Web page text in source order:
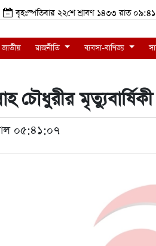
বৃহঃস্পতিবার ২২শে শ্রাবণ ১৪৩৩ রাত
জাতীয় রাজনীতি ব্যবসা-বাণিজ্য
চৌধুরীর
০৫:৪১:০৭